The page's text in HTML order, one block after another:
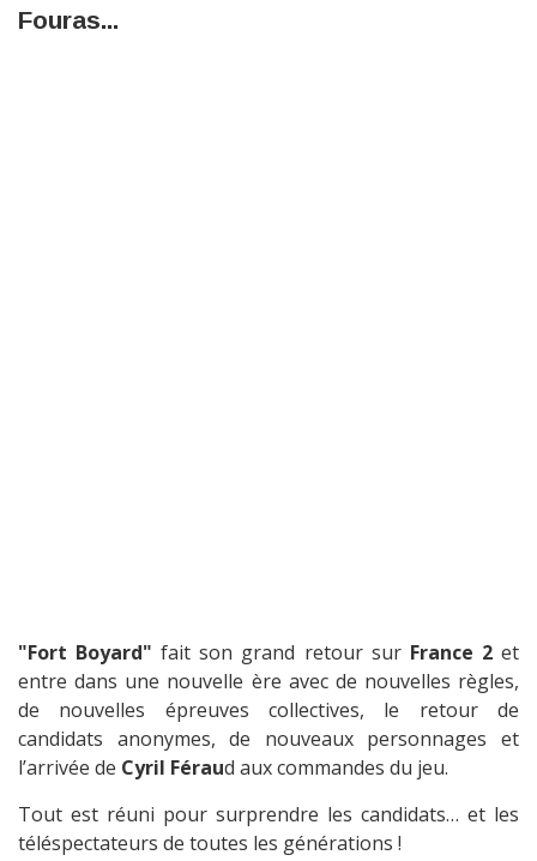
Fouras...
"Fort Boyard" fait son grand retour surFrance 2et
entre dans une nouvelle ère avec de nouvelles règles,
de nouvelles épreuves collectives, le retour de
candidats anonymes, de nouveaux personnages et
l’arrivée de Cyril Féraud aux commandes du jeu.
Tout est réuni pour surprendre les candidats… et les
téléspectateurs de toutes les générations !